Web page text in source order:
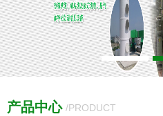
产品中心 /PRODUCT